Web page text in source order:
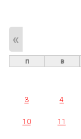
«
п в
3 4
10 11